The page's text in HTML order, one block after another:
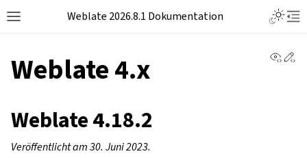
Weblate 2026.8.1 Dokumentation
Weblate 4.x
Weblate 4.18.2
Veröffentlicht am 30. Juni 2023.